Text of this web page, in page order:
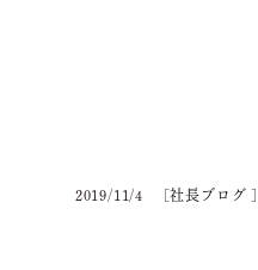
2019/11/4 [社長ブログ ]